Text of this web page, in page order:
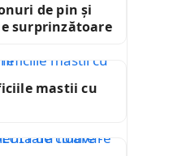
de pin și
surprinzătoare
mastii cu